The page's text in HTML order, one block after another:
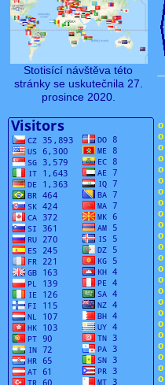
Stotisící návštěva této
stránky se uskutečnila 27.
prosince 2020.
o
o
o
o
o
o
o
o
o
o
o
o
o
o
o
o
o
o
o
o
o
o
o
o